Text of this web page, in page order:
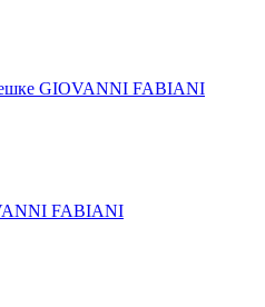
GIOVANNI FABIANI
FABIANI